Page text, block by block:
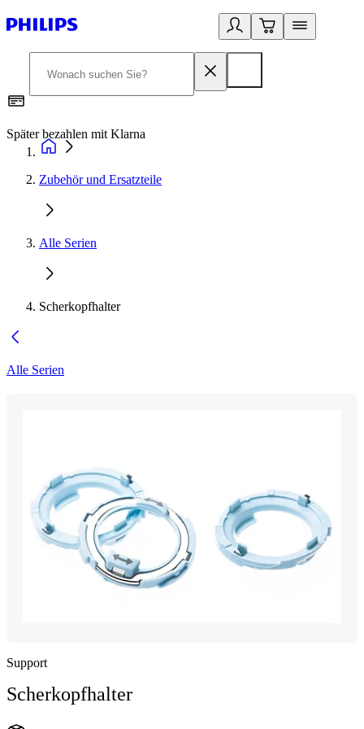
Später bezahlen mit Klarna
Zubehör und Ersatzteile
Alle Serien
Scherkopfhalter
Alle Serien
Support
Scherkopfhalter